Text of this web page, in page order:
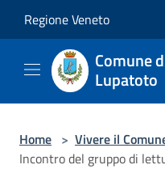
Regione Veneto
Comune
Lupatoto
Home > Vivere il
Incontro del gruppo di